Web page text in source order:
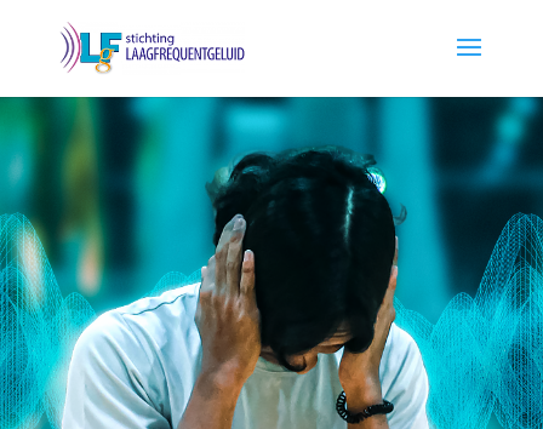
Wordt Donateur!
Stichting Laagfrequent Geluid
heeft jouw steun nodig